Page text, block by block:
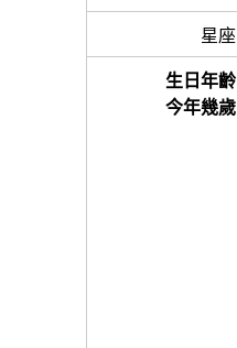
星座
生日年齡
今年幾歲